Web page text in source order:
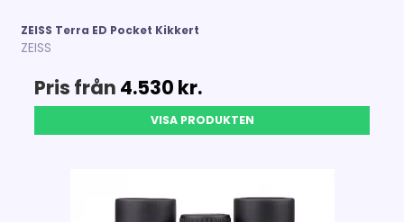
ZEISS Terra ED Pocket Kikkert
ZEISS
Pris från 4.530 kr.
VISA PRODUKTEN